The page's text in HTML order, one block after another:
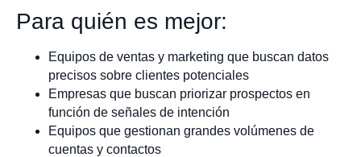
Para quién es mejor:
Equipos de ventas y marketing que buscan datos
precisos sobre clientes potenciales
Empresas que buscan priorizar prospectos en
función de señales de intención
Equipos que gestionan grandes volúmenes de
cuentas y contactos